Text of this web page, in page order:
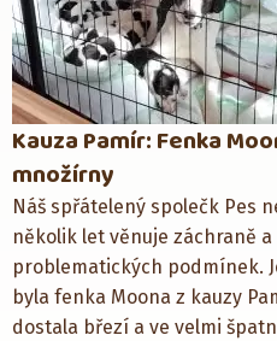
Kauza Pamír: Fenka
množírny
Náš spřátelený společk Pes
několik let věnuje záchraně a
problematických podmínek.
byla fenka Moona z kauzy
dostala březí a ve velmi